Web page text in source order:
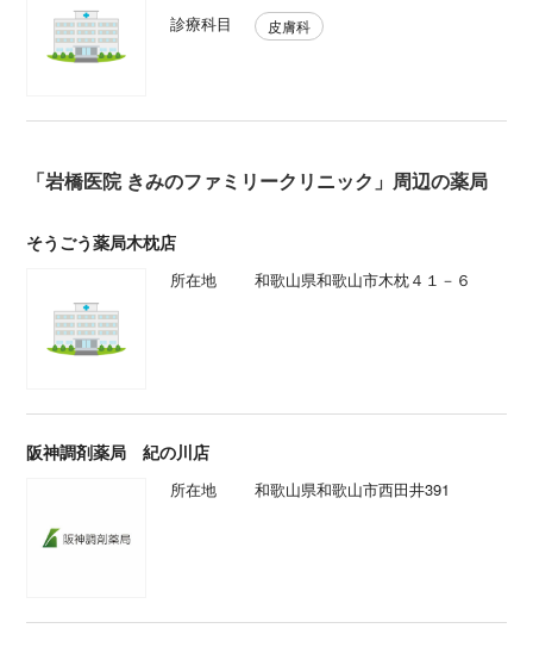
診療科目
皮膚科
「岩橋医院 きみのファミリークリニック」周辺の薬局
そうごう薬局木枕店
所在地 和歌山県和歌山市木枕４１－６
阪神調剤薬局 紀の川店
所在地 和歌山県和歌山市西田井391